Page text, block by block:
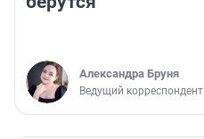
Александра Бруня
Ведущий корреспондент